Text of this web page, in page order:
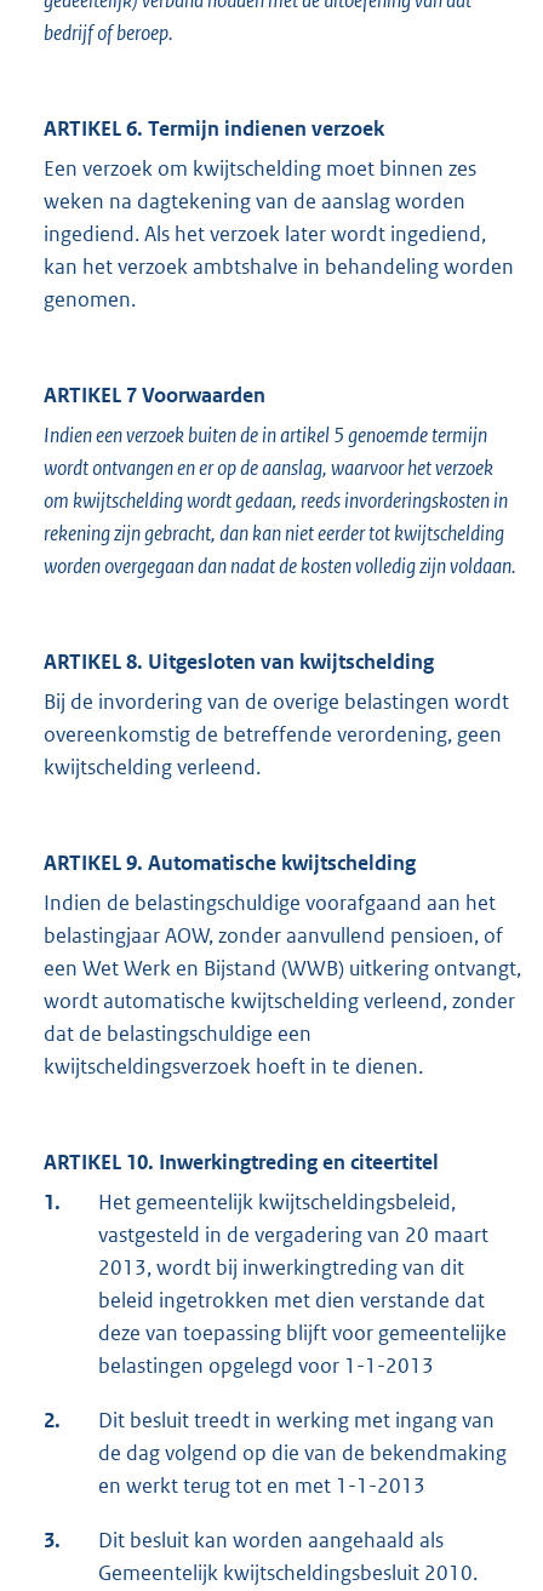
bedrijf of beroep.
ARTIKEL 6. Termijn indienen verzoek
Een verzoek om kwijtschelding moet binnen zes
weken na dagtekening van de aanslag worden
ingediend. Als het verzoek later wordt ingediend,
kan het verzoek ambtshalve in behandeling worden
genomen.
ARTIKEL 7 Voorwaarden
Indien een verzoek buiten de in artikel 5 genoemde termijn
wordt ontvangen en er op de aanslag, waarvoor het verzoek
om kwijtschelding wordt gedaan, reeds invorderingskosten in
rekening zijn gebracht, dan kan niet eerder tot kwijtschelding
worden overgegaan dan nadat de kosten volledig zijn voldaan.
ARTIKEL 8. Uitgesloten van kwijtschelding
Bij de invordering van de overige belastingen wordt
overeenkomstig de betreffende verordening, geen
kwijtschelding verleend.
ARTIKEL 9. Automatische kwijtschelding
Indien de belastingschuldige voorafgaand aan het
belastingjaar AOW, zonder aanvullend pensioen, of
een Wet Werk en Bijstand (WWB) uitkering ontvangt,
wordt automatische kwijtschelding verleend, zonder
dat de belastingschuldige een
kwijtscheldingsverzoek hoeft in te dienen.
ARTIKEL 10. Inwerkingtreding en citeertitel
1.
Het gemeentelijk kwijtscheldingsbeleid,
vastgesteld in de vergadering van 20 maart
2013, wordt bij inwerkingtreding van dit
beleid ingetrokken met dien verstande dat
deze van toepassing blijft voor gemeentelijke
belastingen opgelegd voor 1-1-2013
2.
Dit besluit treedt in werking met ingang van
de dag volgend op die van de bekendmaking
en werkt terug tot en met 1-1-2013
3.
Dit besluit kan worden aangehaald als
Gemeentelijk kwijtscheldingsbesluit 2010.